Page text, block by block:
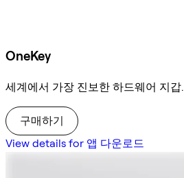
OneKey
세계에서 가장 진보한 하드웨어 지갑.
구매하기
View details for 앱 다운로드